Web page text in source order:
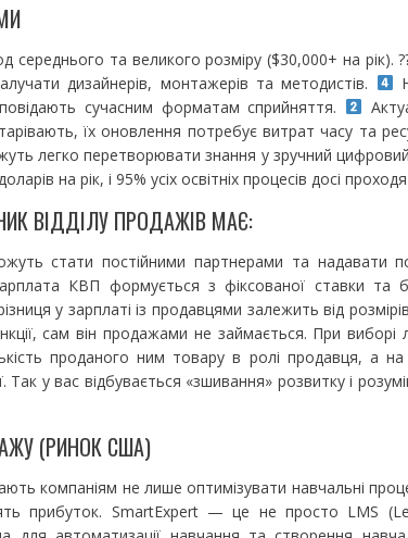
середнього та великого розміру ($30,000+ на рік).
дизайнерів, монтажерів та методистів.
сучасним форматам сприйняття.
їх оновлення потребує витрат часу та
легко перетворювати знання у зручний
на рік, і 95% усіх освітніх процесів досі
ВІДДІЛУ ПРОДАЖІВ МАЄ:
стати постійними партнерами та надавати
КВП формується з фіксованої ставки та
у зарплаті із продавцями залежить від
сам він продажами не займається. При
проданого ним товару в ролі продавця, а на
Так у вас відбувається «зшивання» розвитку і
(РИНОК США)
компаніям не лише оптимізувати навчальні
прибуток. SmartExpert — це не просто LMS